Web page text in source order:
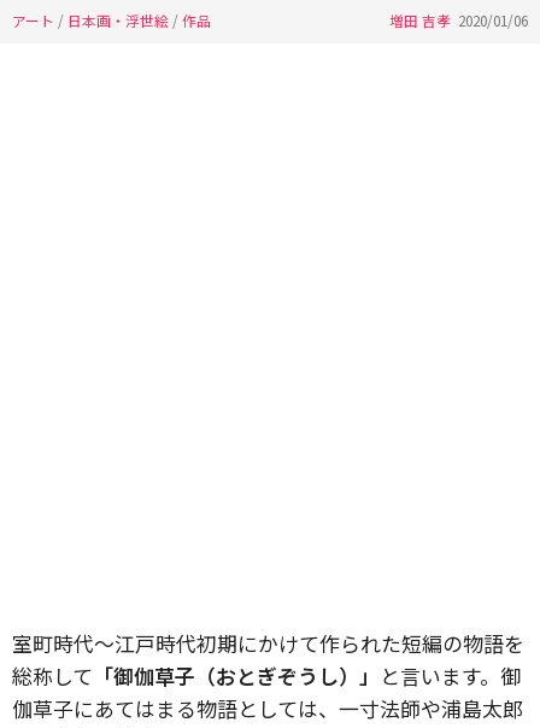
アート / 日本画・浮世絵 /作品 増田 吉孝 2020/01/06
室町時代〜江戸時代初期にかけて作られた短編の物語を
総称して 「御伽草子（おとぎぞうし）」 と言います。御
伽草子にあてはまる物語としては、一寸法師や浦島太郎